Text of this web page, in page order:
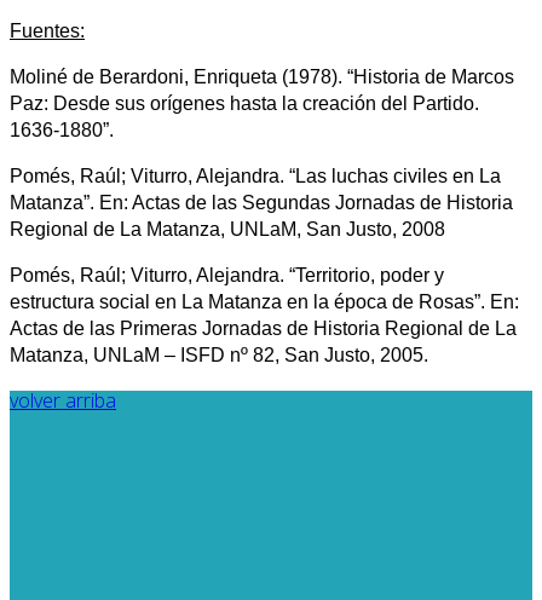
Fuentes:
Moliné de Berardoni, Enriqueta (1978). “Historia de Marcos
Paz: Desde sus orígenes hasta la creación del Partido.
1636-1880”.
Pomés, Raúl; Viturro, Alejandra. “Las luchas civiles en La
Matanza”. En: Actas de las Segundas Jornadas de Historia
Regional de La Matanza, UNLaM, San Justo, 2008
Pomés, Raúl; Viturro, Alejandra. “Territorio, poder y
estructura social en La Matanza en la época de Rosas”. En:
Actas de las Primeras Jornadas de Historia Regional de La
Matanza, UNLaM – ISFD nº 82, San Justo, 2005.
volver arriba